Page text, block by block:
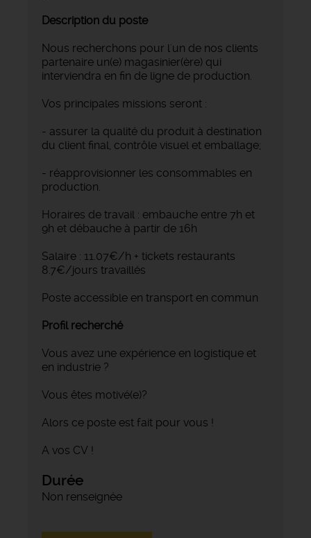
Description du poste
Nous recherchons pour l'un de nos clients
partenaire un(e) magasinier(ère) qui
interviendra en fin de ligne de production.
Vos principales missions seront :
- assurer la qualité du produit à destination
du client final, contrôle visuel et emballage;
- réapprovisionner les consommables en
production.
Horaires de travail : embauche entre 7h et
9h et débauche à partir de 16h
Salaire : 11.07€/h + tickets restaurants
8.7€/jours travaillés
Poste accessible en transport en commun
Profil recherché
Vous avez une expérience en logistique et
en industrie ?
Vous êtes motivé(e)?
Alors ce poste est fait pour vous !
A vos CV !
Durée
Non renseignée